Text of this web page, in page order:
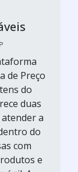
de Preço
do
duas
a
do
com
e